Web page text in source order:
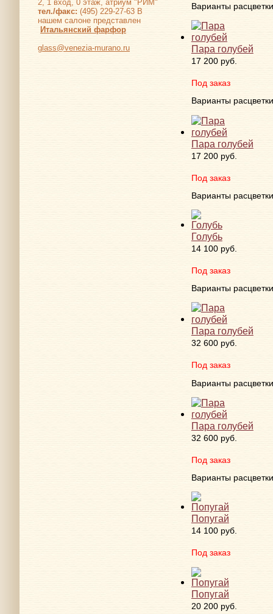
2, 1 вход, 0 этаж, атриум "РИМ"
тел./факс: (495) 229-27-63 В
нашем салоне представлен
Итальянский фарфор
glass@venezia-murano.ru
Варианты расцветки
Пара голубей
17 200 руб.
Под заказ
Варианты расцветки
Пара голубей
17 200 руб.
Под заказ
Варианты расцветки
Голубь
14 100 руб.
Под заказ
Варианты расцветки
Пара голубей
32 600 руб.
Под заказ
Варианты расцветки
Пара голубей
32 600 руб.
Под заказ
Варианты расцветки
Попугай
14 100 руб.
Под заказ
Попугай
20 200 руб.